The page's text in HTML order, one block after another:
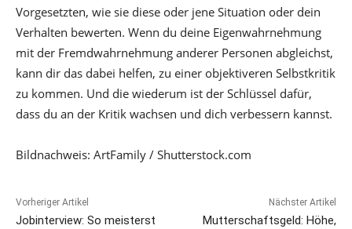
Vorgesetzten, wie sie diese oder jene Situation oder dein
Verhalten bewerten. Wenn du deine Eigenwahrnehmung
mit der Fremdwahrnehmung anderer Personen abgleichst,
kann dir das dabei helfen, zu einer objektiveren Selbstkritik
zu kommen. Und die wiederum ist der Schlüssel dafür,
dass du an der Kritik wachsen und dich verbessern kannst.
Bildnachweis: ArtFamily / Shutterstock.com
Vorheriger Artikel
Jobinterview: So meisterst
Nächster Artikel
Mutterschaftsgeld: Höhe,